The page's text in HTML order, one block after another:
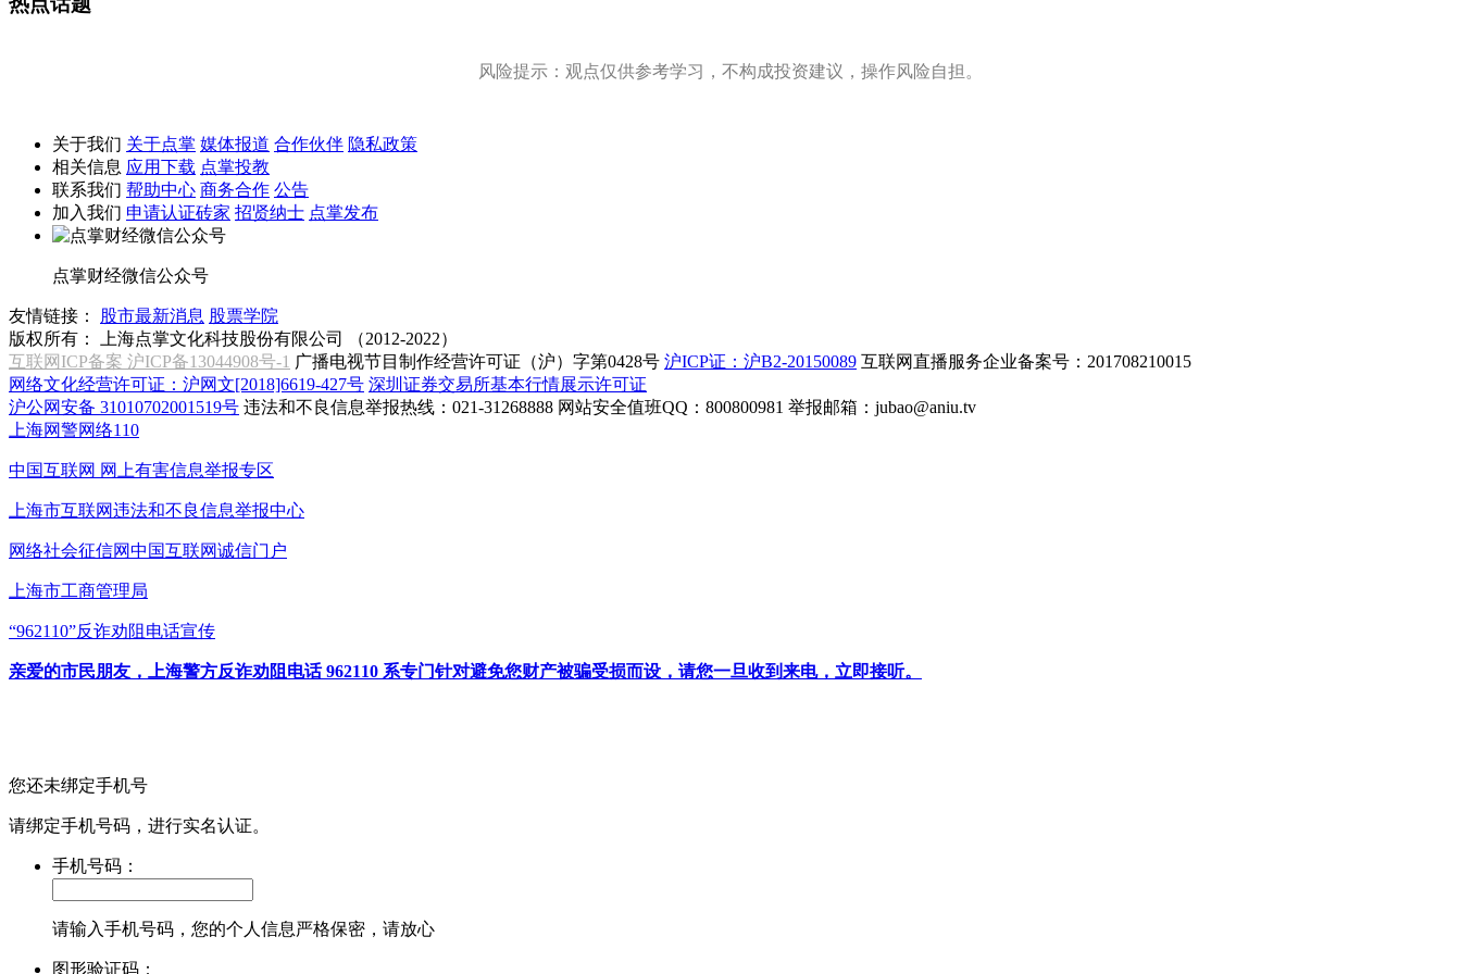
风险提示：观点仅供参考学习，不构成投资建议，操作风险自担。
关于我们 关于点掌 媒体报道 合作伙伴 隐私政策
相关信息 应用下载 点掌投教
联系我们 帮助中心 商务合作 公告
加入我们 申请认证砖家 招贤纳士 点掌发布
点掌财经微信公众号
友情链接： 股市最新消息 股票学院
版权所有：
上海点掌文化科技股份有限公司 （2012-2022）
互联网ICP备案 沪ICP备13044908号-1 广播电视节目制作经营许可证（沪）字第0428号 沪ICP证：沪B2-20150089 互联网直播服务企业备案号：201708210015
网络文化经营许可证：沪网文[2018]6619-427号 深圳证券交易所基本行情展示许可证
沪公网安备 31010702001519号 违法和不良信息举报热线：021-31268888 网站安全值班QQ：800800981 举报邮箱： jubao@aniu.tv
上海网警网络110
中国互联网 网上有害信息举报专区
上海市互联网违法和不良信息举报中心
网络社会征信网中国互联网诚信门户
上海市工商管理局
“962110”反诈劝阻电话宣传
亲爱的市民朋友，上海警方反诈劝阻电话 962110 系专门针对避免您财产被骗受损而设，请您一旦收到来电，立即接听。
您还未绑定手机号
请绑定手机号码，进行实名认证。
手机号码：
请输入手机号码，您的个人信息严格保密，请放心
图形验证码：